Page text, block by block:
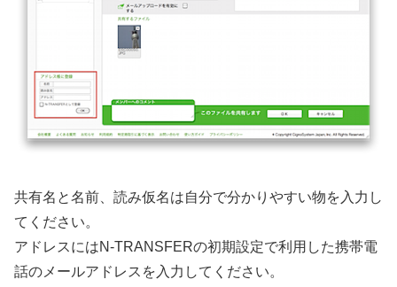
共有名と名前、読み仮名は自分で分かりやすい物を入力し
てください。
アドレスにはN-TRANSFERの初期設定で利用した携帯電
話のメールアドレスを入力してください。